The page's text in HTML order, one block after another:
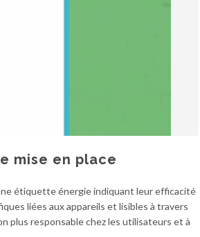
mise en place
étiquette énergie indiquant leur efficacité
liées aux appareils et lisibles à travers
plus responsable chez les utilisateurs et à